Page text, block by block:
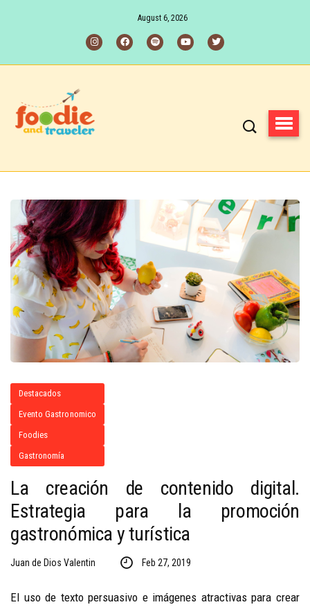
August 6, 2026
Destacados
Evento Gastronomico
Foodies
Gastronomía
La creación de contenido digital.
Estrategia para la promoción
gastronómica y turística
Juan de Dios Valentin Feb 27, 2019
El uso de texto persuasivo e imágenes atractivas para crear